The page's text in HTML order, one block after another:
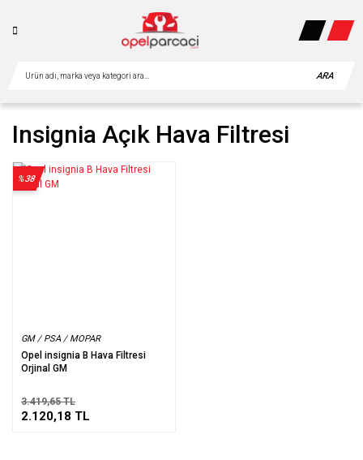
ARA
Insignia Açık Hava Filtresi
GM / PSA / MOPAR
Opel insignia B Hava Filtresi
Orjinal GM
%38
3.419,65 TL
2.120,18 TL